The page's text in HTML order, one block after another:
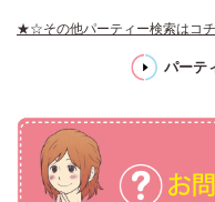
★☆その他パーティー検索はコ
パーテ